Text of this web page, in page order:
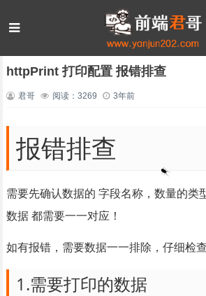
正文
httpPrint 打印配置 报错排查
君哥 阅读：3269 3年前
报错排查
需要先确认数据的 字段名称，数量的类
数据 都需要一一对应！
如有报错，需要数据一一排除，仔细检查
1.需要打印的数据